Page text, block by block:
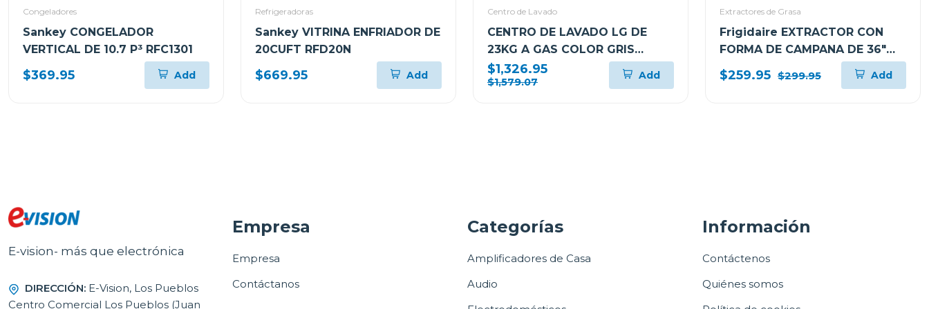
Congeladores
Sankey CONGELADOR
VERTICAL DE 10.7 P³ RFC1301
$369.95 Add
Refrigeradoras
Sankey VITRINA ENFRIADOR DE
20CUFT RFD20N
$669.95 Add
Centro de Lavado
CENTRO DE LAVADO LG DE
23KG A GAS COLOR GRIS
WM23VFXS6/DF74VFXS6B
$1,326.95
$1,579.07
Add
Extractores de Grasa
Frigidaire EXTRACTOR CON
FORMA DE CAMPANA DE 36"
PARA PARED L904EXI
$259.95 $299.95 Add
E-vision- más que electrónica
DIRECCIÓN: E-Vision, Los Pueblos
Centro Comercial Los Pueblos (Juan
Empresa
Empresa
Contáctanos
Categorías
Amplificadores de Casa
Audio
Información
Contáctenos
Quiénes somos